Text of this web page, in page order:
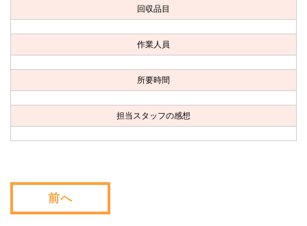
お客様の声
お問い合わせ
会社概要
WEB割引券プレゼント！
回収品目
作業人員
所要時間
担当スタッフの感想
前へ